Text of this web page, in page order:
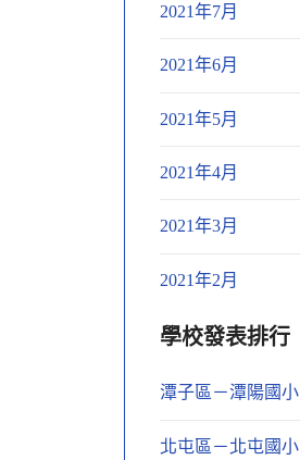
2021年7月
2021年6月
2021年5月
2021年4月
2021年3月
2021年2月
學校發表排行
潭子區－潭陽國小
北屯區－北屯國小